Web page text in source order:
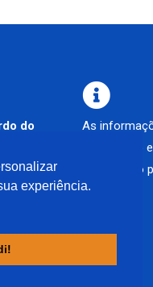
experiência.
do
As
informativo
diagnóstico